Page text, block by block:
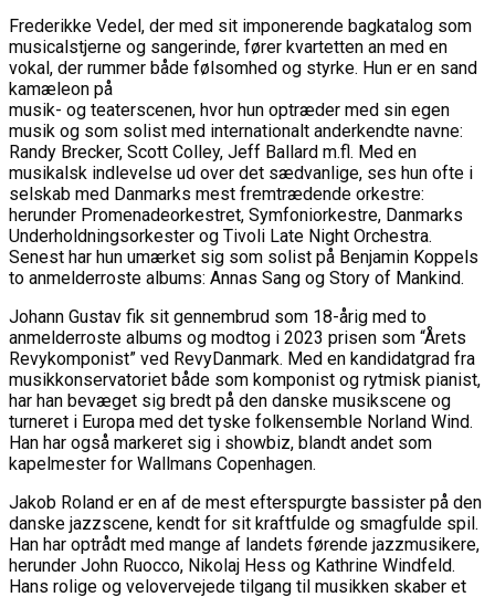
Frederikke Vedel, der med sit imponerende bagkatalog som
musicalstjerne og sangerinde, fører kvartetten an med en
vokal, der rummer både følsomhed og styrke. Hun er en sand
kamæleon på
musik- og teaterscenen, hvor hun optræder med sin egen
musik og som solist med internationalt anderkendte navne:
Randy Brecker, Scott Colley, Jeff Ballard m.fl. Med en
musikalsk indlevelse ud over det sædvanlige, ses hun ofte i
selskab med Danmarks mest fremtrædende orkestre:
herunder Promenadeorkestret, Symfoniorkestre, Danmarks
Underholdningsorkester og Tivoli Late Night Orchestra.
Senest har hun umærket sig som solist på Benjamin Koppels
to anmelderroste albums: Annas Sang og Story of Mankind.
Johann Gustav fik sit gennembrud som 18-årig med to
anmelderroste albums og modtog i 2023 prisen som “Årets
Revykomponist” ved RevyDanmark. Med en kandidatgrad fra
musikkonservatoriet både som komponist og rytmisk pianist,
har han bevæget sig bredt på den danske musikscene og
turneret i Europa med det tyske folkensemble Norland Wind.
Han har også markeret sig i showbiz, blandt andet som
kapelmester for Wallmans Copenhagen.
Jakob Roland er en af de mest efterspurgte bassister på den
danske jazzscene, kendt for sit kraftfulde og smagfulde spil.
Han har optrådt med mange af landets førende jazzmusikere,
herunder John Ruocco, Nikolaj Hess og Kathrine Windfeld.
Hans rolige og velovervejede tilgang til musikken skaber et